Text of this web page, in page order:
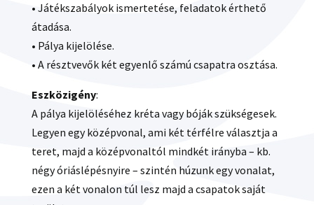
• Játékszabályok ismertetése, feladatok érthető
átadása.
• Pálya kijelölése.
• A résztvevők két egyenlő számú csapatra osztása.
Eszközigény:
A pálya kijelöléséhez kréta vagy bóják szükségesek.
Legyen egy középvonal, ami két térfélre választja a
teret, majd a középvonaltól mindkét irányba – kb.
négy óriáslépésnyire – szintén húzunk egy vonalat,
ezen a két vonalon túl lesz majd a csapatok saját